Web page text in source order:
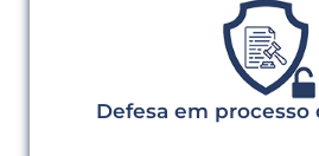
Defesa em processo